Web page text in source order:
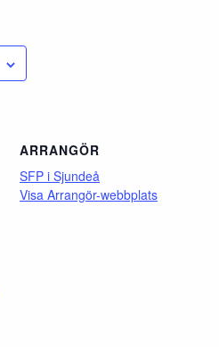
ARRANGÖR
SFP i Sjundeå
Visa Arrangör-webbplats